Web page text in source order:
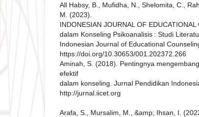
All Habsy, B., Mufidha, N., Shelomita, C.,
M. (2023).
INDONESIAN JOURNAL OF
dalam Konseling Psikoanalisis : Studi
Indonesian Journal of Educational
https://doi.org/10.30653/001.202372.266
Aminah, S. (2018). Pentingnya
efektif
dalam konseling. Jurnal Pendidikan
http://jurnal.iicet.org
Arafa, S., Mursalim, M., &amp; Ihsan, I.